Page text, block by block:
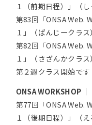
１（前期日程）」（し
第83回「ONSA Web.
１」（ぱんじークラス
第82回「ONSA Web.
１」（さざんかクラス
第２週クラス開始です
ONSA WORKSHOP ｜
第77回「ONSA Web.
１（後期日程）」（え